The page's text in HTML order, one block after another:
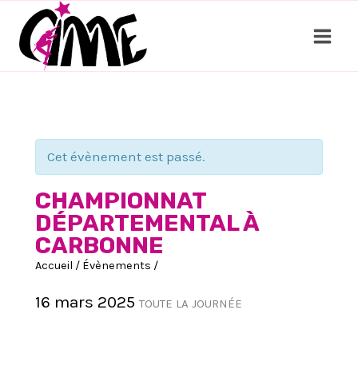
contenu
Cet évènement est passé.
CHAMPIONNAT
DÉPARTEMENTAL À
CARBONNE
Accueil / Évènements /
16 mars 2025TOUTE LA JOURNÉE